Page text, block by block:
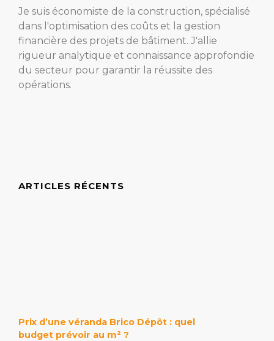
Je suis économiste de la construction, spécialisé
dans l'optimisation des coûts et la gestion
financière des projets de bâtiment. J'allie
rigueur analytique et connaissance approfondie
du secteur pour garantir la réussite des
opérations.
ARTICLES RÉCENTS
Prix d’une véranda Brico Dépôt : quel
budget prévoir au m² ?